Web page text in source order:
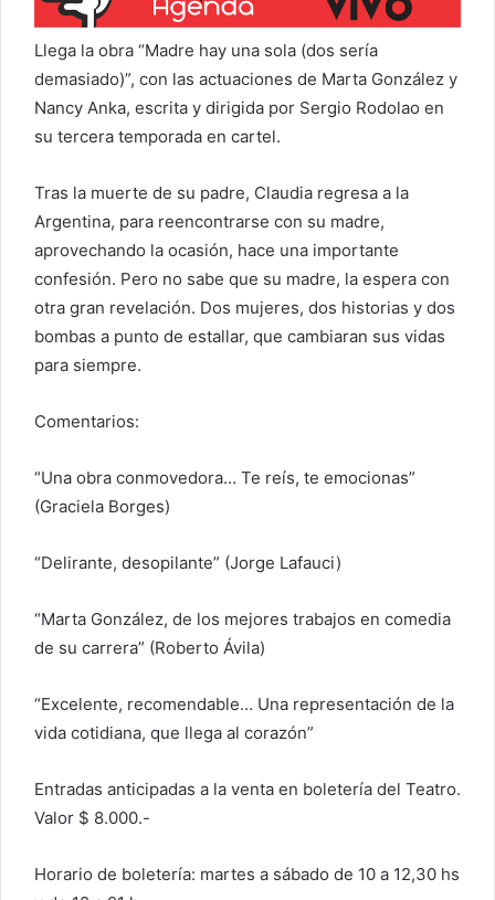
Llega la obra “Madre hay una sola (dos sería
demasiado)”, con las actuaciones de Marta González y
Nancy Anka, escrita y dirigida por Sergio Rodolao en
su tercera temporada en cartel.
Tras la muerte de su padre, Claudia regresa a la
Argentina, para reencontrarse con su madre,
aprovechando la ocasión, hace una importante
confesión. Pero no sabe que su madre, la espera con
otra gran revelación. Dos mujeres, dos historias y dos
bombas a punto de estallar, que cambiaran sus vidas
para siempre.
Comentarios:
“Una obra conmovedora… Te reís, te emocionas”
(Graciela Borges)
“Delirante, desopilante” (Jorge Lafauci)
“Marta González, de los mejores trabajos en comedia
de su carrera” (Roberto Ávila)
“Excelente, recomendable… Una representación de la
vida cotidiana, que llega al corazón”
Entradas anticipadas a la venta en boletería del Teatro.
Valor $ 8.000.-
Horario de boletería: martes a sábado de 10 a 12,30 hs